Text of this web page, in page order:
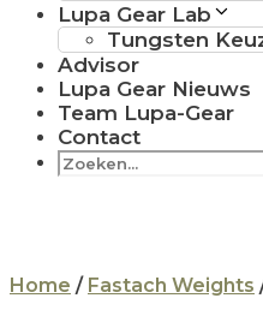
Lupa Gear Lab
Tungsten
Advisor
Lupa Gear Nieuws
Team Lupa-Gear
Contact
Zoeken
naar:
Home / Fastach Weights